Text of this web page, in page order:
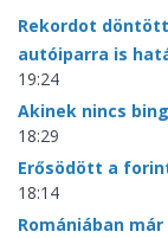
Rekordot
autóiparra is
19:24
Akinek nincs
18:29
Erősödött a
18:14
Romániában